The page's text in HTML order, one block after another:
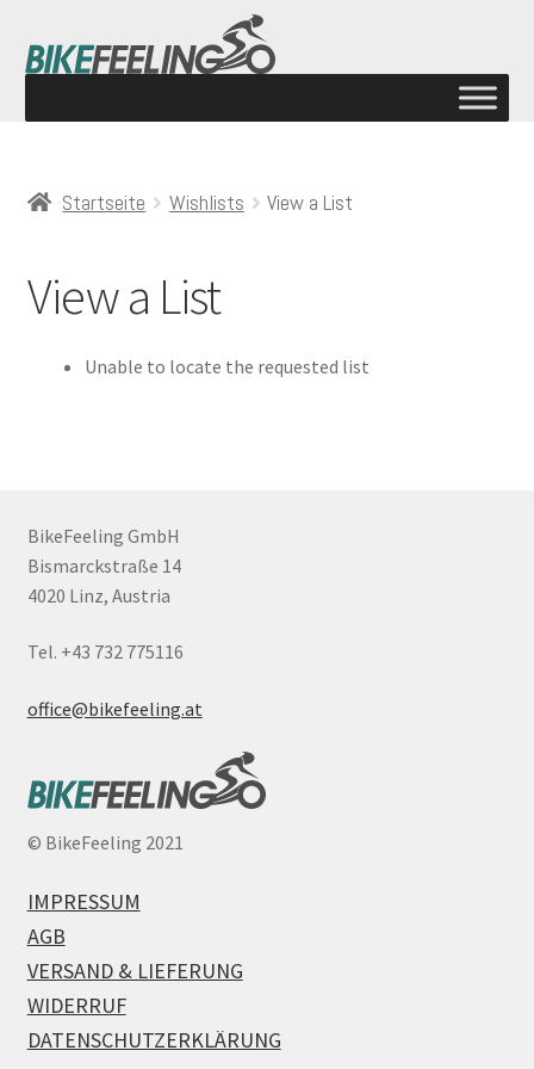
Startseite Wishlists View a List
View a List
Unable to locate the requested list
BikeFeeling GmbH
Bismarckstraße 14
4020 Linz, Austria
Tel. +43 732 775116
office@bikefeeling.at
© BikeFeeling 2021
IMPRESSUM
AGB
VERSAND & LIEFERUNG
WIDERRUF
DATENSCHUTZERKLÄRUNG